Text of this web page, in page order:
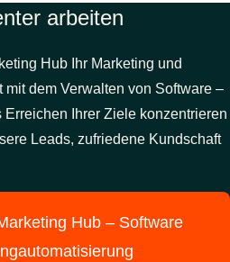
arbeiten
Hub Ihr Marketing und
dem Verwalten von Software –
Ihrer Ziele konzentrieren
Leads, zufriedene Kundschaft
Hub – Software